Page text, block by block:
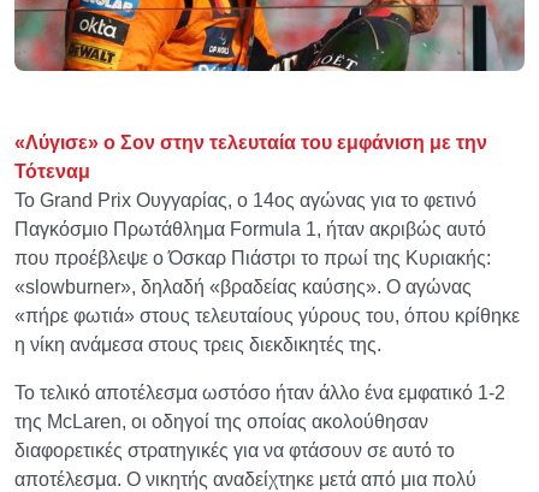
«Λύγισε» ο Σον στην τελευταία του εμφάνιση με την
Τότεναμ
Το Grand Prix Ουγγαρίας, ο 14ος αγώνας για το φετινό
Παγκόσμιο Πρωτάθλημα Formula 1, ήταν ακριβώς αυτό
που προέβλεψε ο Όσκαρ Πιάστρι το πρωί της Κυριακής:
«slowburner», δηλαδή «βραδείας καύσης». Ο αγώνας
«πήρε φωτιά» στους τελευταίους γύρους του, όπου κρίθηκε
η νίκη ανάμεσα στους τρεις διεκδικητές της.
Το τελικό αποτέλεσμα ωστόσο ήταν άλλο ένα εμφατικό 1-2
της McLaren, οι οδηγοί της οποίας ακολούθησαν
διαφορετικές στρατηγικές για να φτάσουν σε αυτό το
αποτέλεσμα. Ο νικητής αναδείχτηκε μετά από μια πολύ